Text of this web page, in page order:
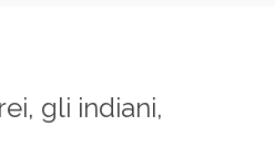
gli indiani,